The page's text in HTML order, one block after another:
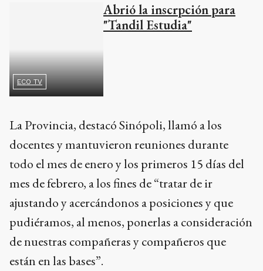
ECO TV
Abrió la inscrpción para
"Tandil Estudia"
La Provincia, destacó Sinópoli, llamó a los
docentes y mantuvieron reuniones durante
todo el mes de enero y los primeros 15 días del
mes de febrero, a los fines de “tratar de ir
ajustando y acercándonos a posiciones y que
pudiéramos, al menos, ponerlas a consideración
de nuestras compañeras y compañeros que
están en las bases”.